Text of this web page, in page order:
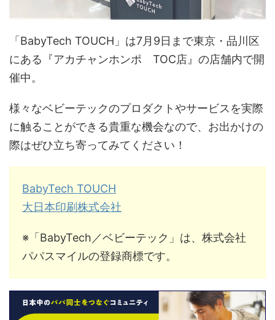
「BabyTech TOUCH」は7月9日まで東京・品川区
にある『アカチャンホンポ TOC店』の店舗内で開
催中。
様々なベビーテックのプロダクトやサービスを実際
に触ることができる貴重な機会なので、お出かけの
際はぜひ立ち寄ってみてください！
BabyTech TOUCH
大日本印刷株式会社
※「BabyTech／ベビーテック」は、株式会社
パパスマイルの登録商標です。